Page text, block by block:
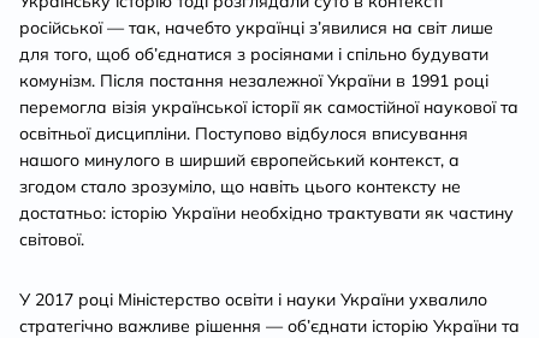
російської — так, начебто українці з’явилися на світ лише
для того, щоб об’єднатися з росіянами і спільно будувати
комунізм. Після постання незалежної України в 1991 році
перемогла візія української історії як самостійної наукової та
освітньої дисципліни. Поступово відбулося вписування
нашого минулого в ширший європейський контекст, а
згодом стало зрозуміло, що навіть цього контексту не
достатньо: історію України необхідно трактувати як частину
світової.
У 2017 році Міністерство освіти і науки України ухвалило
стратегічно важливе рішення — об’єднати історію України та